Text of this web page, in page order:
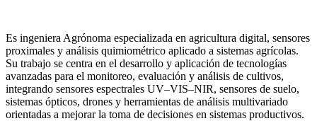
Es ingeniera Agrónoma especializada en agricultura digital, sensores
proximales y análisis quimiométrico aplicado a sistemas agrícolas.
Su trabajo se centra en el desarrollo y aplicación de tecnologías
avanzadas para el monitoreo, evaluación y análisis de cultivos,
integrando sensores espectrales UV–VIS–NIR, sensores de suelo,
sistemas ópticos, drones y herramientas de análisis multivariado
orientadas a mejorar la toma de decisiones en sistemas productivos.